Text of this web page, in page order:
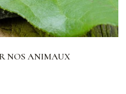
NOS ANIMAUX